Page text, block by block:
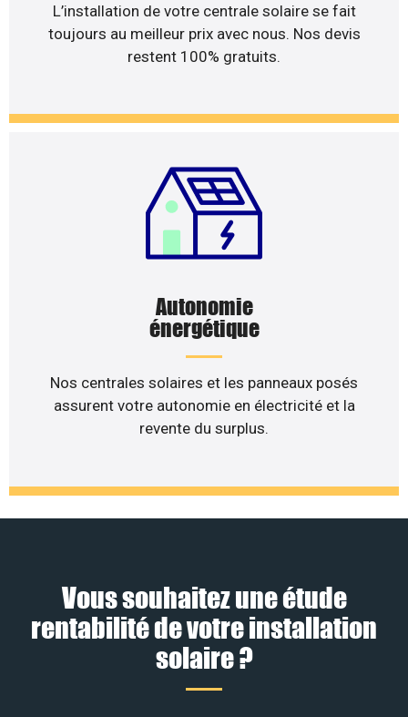
L’installation de votre centrale solaire se fait
toujours au meilleur prix avec nous. Nos devis
restent 100% gratuits.
Autonomie
énergétique
Nos centrales solaires et les panneaux posés
assurent votre autonomie en électricité et la
revente du surplus.
Vous souhaitez une étude
rentabilité de votre installation
solaire ?